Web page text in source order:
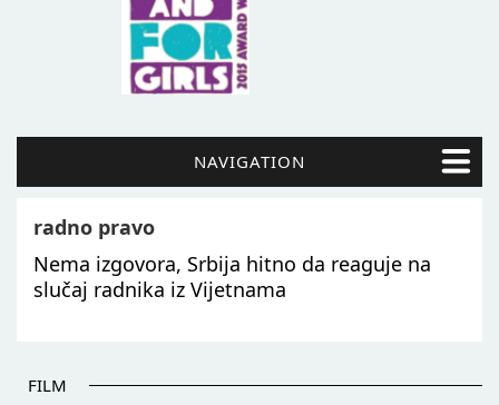
NAVIGATION
radno pravo
Nema izgovora, Srbija hitno da reaguje na
slučaj radnika iz Vijetnama
FILM